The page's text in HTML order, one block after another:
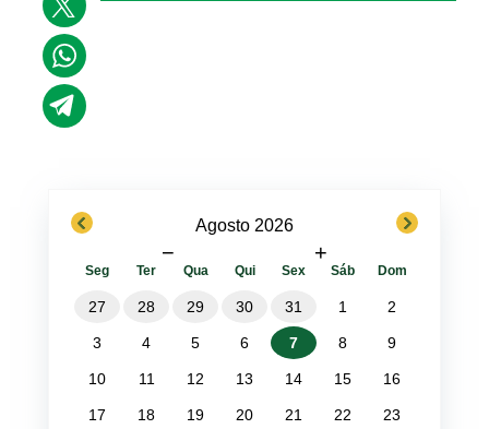
previous Agosto 2026
− +
next
Seg Ter Qua Qui Sex Sáb Dom
27 28 29 30 31 1 2
3 4 5 6 7 8 9
10 11 12 13 14 15 16
17 18 19 20 21 22 23